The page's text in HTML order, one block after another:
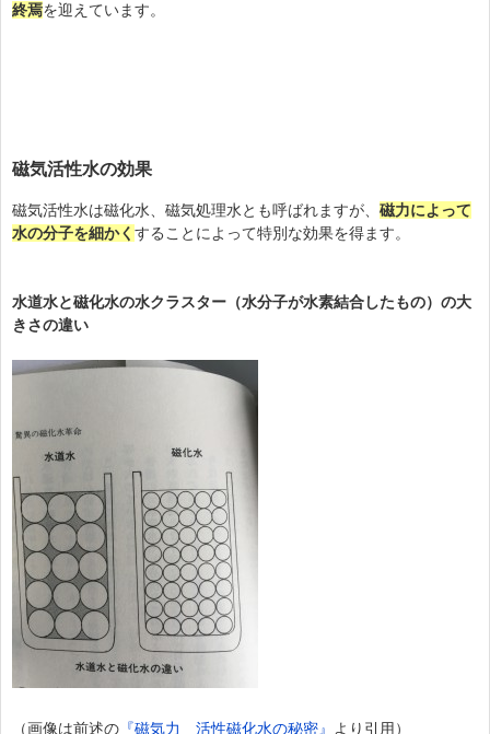
終焉を迎えています。
磁気活性水の効果
磁気活性水は磁化水、磁気処理水とも呼ばれますが、 磁力によって
水の分子を細かく することによって特別な効果を得ます。
水道水と磁化水の水クラスター（水分子が水素結合したもの）の大
きさの違い
（画像は前述の 『磁気力 活性磁化水の秘密』 より引用）